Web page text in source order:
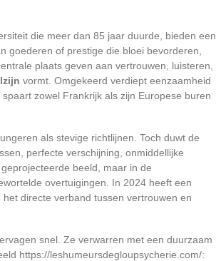
die meer dan 85 jaar duurde, bieden een
goederen of prestige die bloei bevorderen,
plaats geven aan vertrouwen, luisteren,
vormt. Omgekeerd verdiept eenzaamheid
zowel Frankrijk als zijn Europese buren
als stevige richtlijnen. Toch duwt de
perfecte verschijning, onmiddellijke
beeld, maar in de
overtuigingen. In 2024 heeft een
directe verband tussen vertrouwen en
snel. Ze verwarren met een duurzaam
https://leshumeursdegloupsycherie.com/: